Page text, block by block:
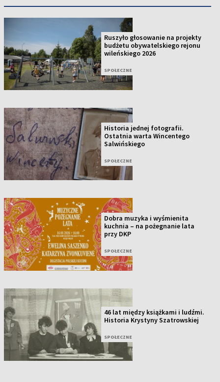
Ruszyło głosowanie na projekty
budżetu obywatelskiego rejonu
wileńskiego 2026
SPOŁECZNE
Historia jednej fotografii.
Ostatnia warta Wincentego
Salwińskiego
SPOŁECZNE
Dobra muzyka i wyśmienita
kuchnia – na pożegnanie lata
przy DKP
SPOŁECZNE
46 lat między książkami i ludźmi.
Historia Krystyny Szatrowskiej
SPOŁECZNE